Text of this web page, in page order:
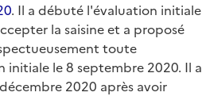
. Il a débuté l'évaluation initiale
la saisine et a proposé
toute
initiale le 8 septembre 2020. Il a
2020 après avoir